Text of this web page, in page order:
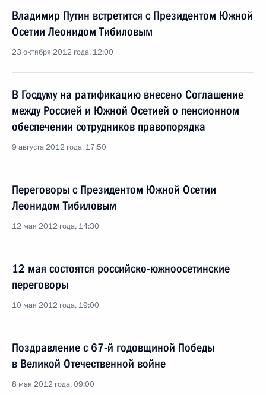
Владимир Путин встретится с Президентом Южной
Осетии Леонидом Тибиловым
23 октября 2012 года, 12:00
В Госдуму на ратификацию внесено Соглашение
между Россией и Южной Осетией о пенсионном
обеспечении сотрудников правопорядка
9 августа 2012 года, 17:50
Переговоры с Президентом Южной Осетии
Леонидом Тибиловым
12 мая 2012 года, 14:30
12 мая состоятся российско-южноосетинские
переговоры
10 мая 2012 года, 19:00
Поздравление с 67-й годовщиной Победы
в Великой Отечественной войне
8 мая 2012 года, 09:00